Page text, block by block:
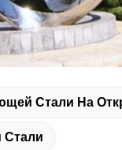
Стали На
Стали